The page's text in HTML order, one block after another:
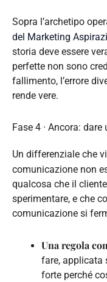
Sopra l’archetipo
del Marketing
storia deve essere
perfette non sono
fallimento, l’errore
rende vere.
Fase 4 · Ancora:
Un differenziale che
comunicazione non
qualcosa che il
sperimentare, e che
comunicazione si
Una regola
fare, applicata
forte perché